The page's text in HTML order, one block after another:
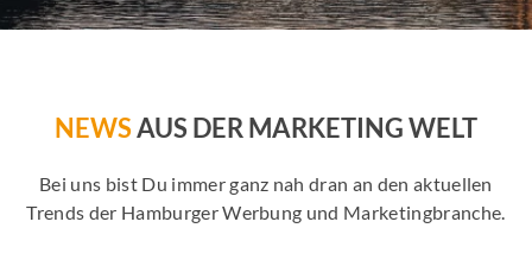
NEWSAUS DER MARKETING WELT
Bei uns bist Du immer ganz nah dran an den aktuellen
Trends der Hamburger Werbung und Marketingbranche.